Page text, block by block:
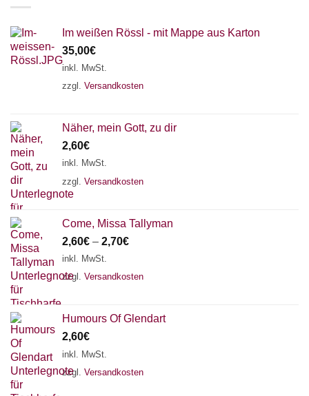
Im weißen Rössl - mit Mappe aus Karton
35,00€
inkl. MwSt.
zzgl. Versandkosten
Näher, mein Gott, zu dir
2,60€
inkl. MwSt.
zzgl. Versandkosten
Come, Missa Tallyman
2,60€ – 2,70€
inkl. MwSt.
zzgl. Versandkosten
Humours Of Glendart
2,60€
inkl. MwSt.
zzgl. Versandkosten